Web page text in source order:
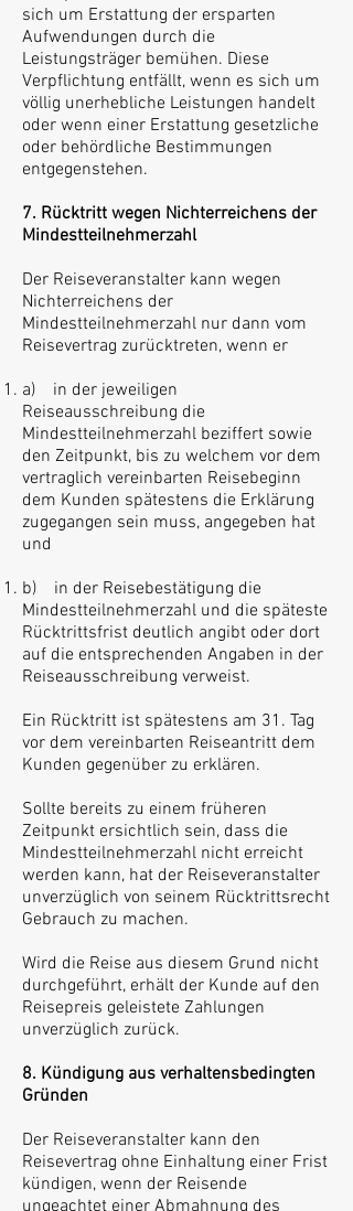
sich um Erstattung der ersparten
Aufwendungen durch die
Leistungsträger bemühen. Diese
Verpflichtung entfällt, wenn es sich um
völlig unerhebliche Leistungen handelt
oder wenn einer Erstattung gesetzliche
oder behördliche Bestimmungen
entgegenstehen.
7. Rücktritt wegen Nichterreichens der
Mindestteilnehmerzahl
Der Reiseveranstalter kann wegen
Nichterreichens der
Mindestteilnehmerzahl nur dann vom
Reisevertrag zurücktreten, wenn er
a) in der jeweiligen
Reiseausschreibung die
Mindestteilnehmerzahl beziffert sowie
den Zeitpunkt, bis zu welchem vor dem
vertraglich vereinbarten Reisebeginn
dem Kunden spätestens die Erklärung
zugegangen sein muss, angegeben hat
und
b) in der Reisebestätigung die
Mindestteilnehmerzahl und die späteste
Rücktrittsfrist deutlich angibt oder dort
auf die entsprechenden Angaben in der
Reiseausschreibung verweist.
Ein Rücktritt ist spätestens am 31. Tag
vor dem vereinbarten Reiseantritt dem
Kunden gegenüber zu erklären.
Sollte bereits zu einem früheren
Zeitpunkt ersichtlich sein, dass die
Mindestteilnehmerzahl nicht erreicht
werden kann, hat der Reiseveranstalter
unverzüglich von seinem Rücktrittsrecht
Gebrauch zu machen.
Wird die Reise aus diesem Grund nicht
durchgeführt, erhält der Kunde auf den
Reisepreis geleistete Zahlungen
unverzüglich zurück.
8. Kündigung aus verhaltensbedingten
Gründen
Der Reiseveranstalter kann den
Reisevertrag ohne Einhaltung einer Frist
kündigen, wenn der Reisende
ungeachtet einer Abmahnung des